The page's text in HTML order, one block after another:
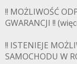
!! MOŻLIWOŚĆ
GWARANCJI !!
!! ISTENIEJE
SAMOCHODU W